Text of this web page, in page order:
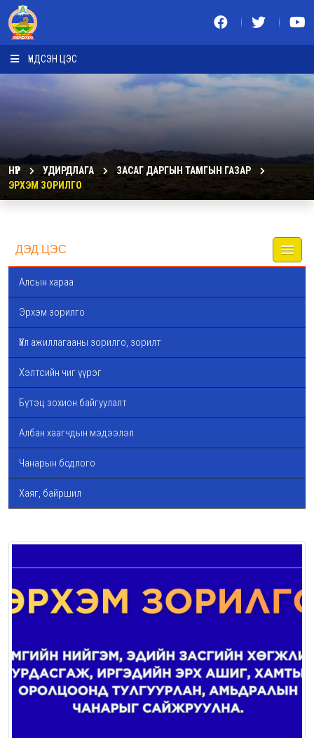
ҮНДСЭН ЦЭС
НҮҮР УДИРДЛАГА
ЗАСАГ ДАРГЫН ТАМГЫН ГАЗАР
ЭРХЭМ ЗОРИЛГО
ДЭД ЦЭС
Алсын хараа
Эрхэм зорилго
Үйл ажиллагааны зорилго, зорилт
Хэлтсийн чиг үүрэг
Бүтэц зохион байгуулалт
Албан хаагчдын мэдээлэл
Чанарын бодлого
Хаяг, байршил